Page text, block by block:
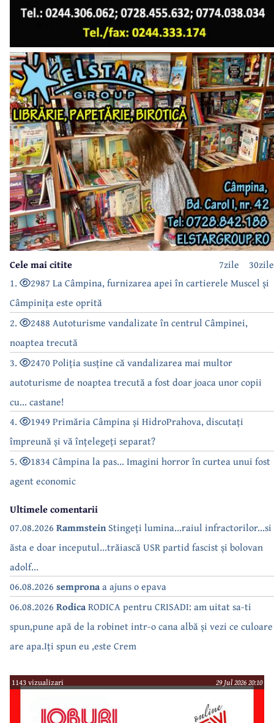
30zile
7zile
Cele mai citite
1.
2987 La Câmpina, furnizarea apei în cartierele Muscel și
Câmpinița este oprită
2.
2488 Autoturisme vandalizate în centrul Câmpinei,
noaptea trecută
3.
2470 Poliția susține că vandalizarea mai multor
autoturisme de noaptea trecută a fost doar joaca unor copii
cu... castane!
4.
1949 Primăria Câmpina și HidroPrahova, discutați
împreună și vă înțelegeți separat?
5.
1834 Câmpina la pas... Imagini horror în curtea unui fost
agent economic
Ultimele comentarii
07.08.2026 RammsteinStingeți lumina...raiul infractorilor...si
ăsta e doar inceputul...trăiască USR partid fascist și bolovan
adolf...
06.08.2026 sempronaa ajuns o epava
06.08.2026 RodicaRODICA pentru CRISADI: am uitat sa-ti
spun,pune apă de la robinet intr-o cana albă și vezi ce culoare
are apa.Iți spun eu ,este Crem
1143 vizualizari 29 Jul 2026 20:10